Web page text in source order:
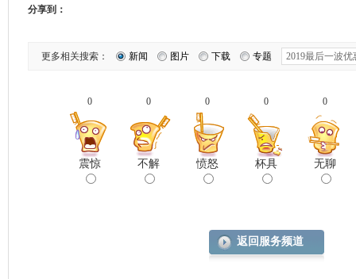
分享到：
更多相关搜索： 新闻 图片 下载 专题
0
震惊
0
不解
0
愤怒
0
杯具
0
无聊
返回服务频道